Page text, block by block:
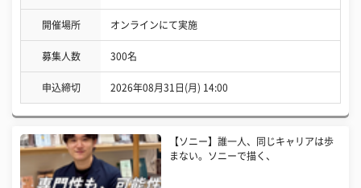
開催場所 オンラインにて実施
募集人数 300名
申込締切 2026年08月31日(月) 14:00
【ソニー】誰一人、同じキャリアは歩
まない。ソニーで描く、